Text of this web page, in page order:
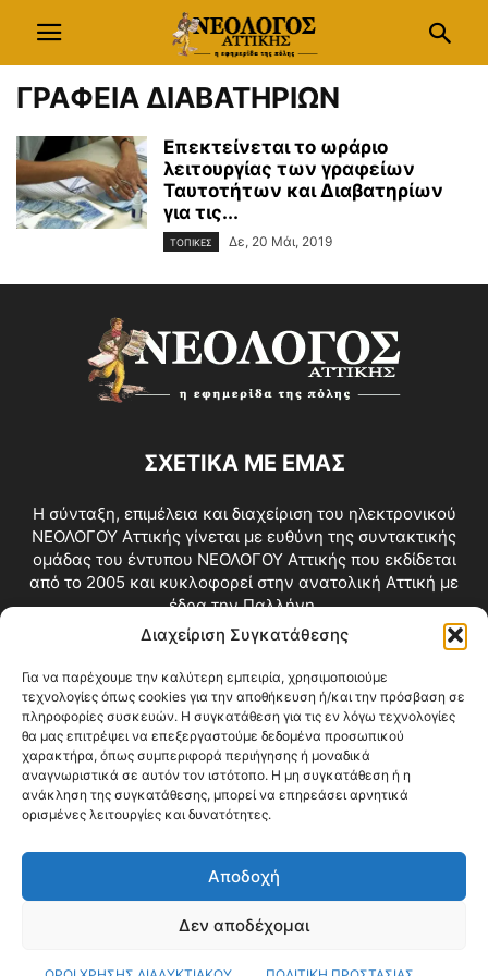
Διαχείριση Συγκατάθεσης
Για να παρέχουμε την καλύτερη εμπειρία, χρησιμοποιούμε
τεχνολογίες όπως cookies για την αποθήκευση ή/και την πρόσβαση σε
πληροφορίες συσκευών. Η συγκατάθεση για τις εν λόγω τεχνολογίες
θα μας επιτρέψει να επεξεργαστούμε δεδομένα προσωπικού
χαρακτήρα, όπως συμπεριφορά περιήγησης ή μοναδικά
αναγνωριστικά σε αυτόν τον ιστότοπο. Η μη συγκατάθεση ή η
ανάκληση της συγκατάθεσης, μπορεί να επηρεάσει αρνητικά
ορισμένες λειτουργίες και δυνατότητες.
Αποδοχή
Δεν αποδέχομαι
ΓΡΑΦΕΙΑ ΔΙΑΒΑΤΗΡΙΩΝ
Επεκτείνεται το ωράριο
λειτουργίας των γραφείων
Ταυτοτήτων και Διαβατηρίων
για τις...
ΤΟΠΙΚΕΣ Δε, 20 Μάι, 2019
ΣΧΕΤΙΚΑ ΜΕ ΕΜΑΣ
Η σύνταξη, επιμέλεια και διαχείριση του ηλεκτρονικού
ΝΕΟΛΟΓΟΥ Αττικής γίνεται με ευθύνη της συντακτικής
ομάδας του έντυπου ΝΕΟΛΟΓΟΥ Αττικής που εκδίδεται
από το 2005 και κυκλοφορεί στην ανατολική Αττική με
έδρα την Παλλήνη.
Επικοινωνία:info@neologosattikis.gr
ΑΚΟΛΟΥΘΗΣΕ ΜΑΣ
Videos Όροι Χρήσης